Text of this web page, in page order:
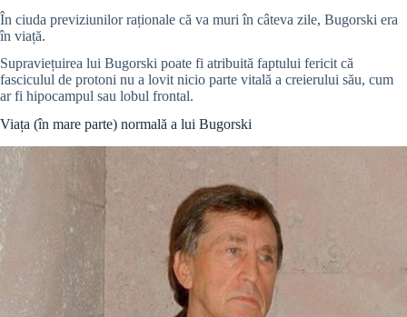
În ciuda previziunilor raționale că va muri în câteva zile, Bugorski era
în viață.
Supraviețuirea lui Bugorski poate fi atribuită faptului fericit că
fasciculul de protoni nu a lovit nicio parte vitală a creierului său, cum
ar fi hipocampul sau lobul frontal.
Viața (în mare parte) normală a lui Bugorski